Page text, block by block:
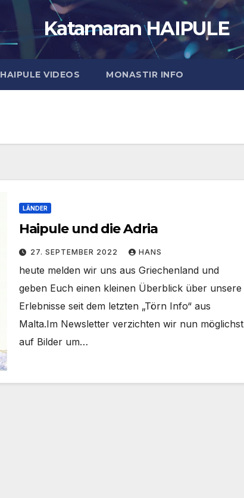
Katamaran HAIPULE
HAIPULE VIDEOS MONASTIR INFO
LÄNDER
Haipule und die Adria
27. SEPTEMBER 2022 HANS
heute melden wir uns aus Griechenland und
geben Euch einen kleinen Überblick über unsere
Erlebnisse seit dem letzten „Törn Info“ aus
Malta.Im Newsletter verzichten wir nun möglichst
auf Bilder um…